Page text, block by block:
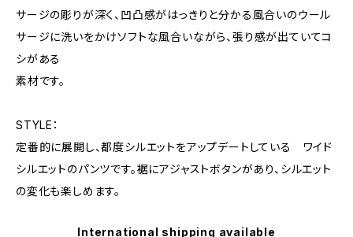
サージの彫りが深く、凹凸感がはっきりと分かる風合いのウール
サージに洗いをかけソフトな風合いながら、張り感が出ていてコ
シがある
素材です。
STYLE：
定番的に展開し、都度シルエットをアップデートしている ワイド
シルエットのパンツです。裾にアジャストボタンがあり、シルエット
の変化も楽しめます。
International shipping available